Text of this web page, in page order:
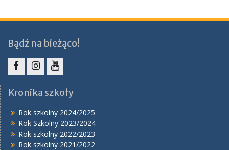
Bądź na bieżąco!
Kronika szkoły
Rok szkolny 2024/2025
Rok Szkolny 2023/2024
Rok szkolny 2022/2023
Rok szkolny 2021/2022